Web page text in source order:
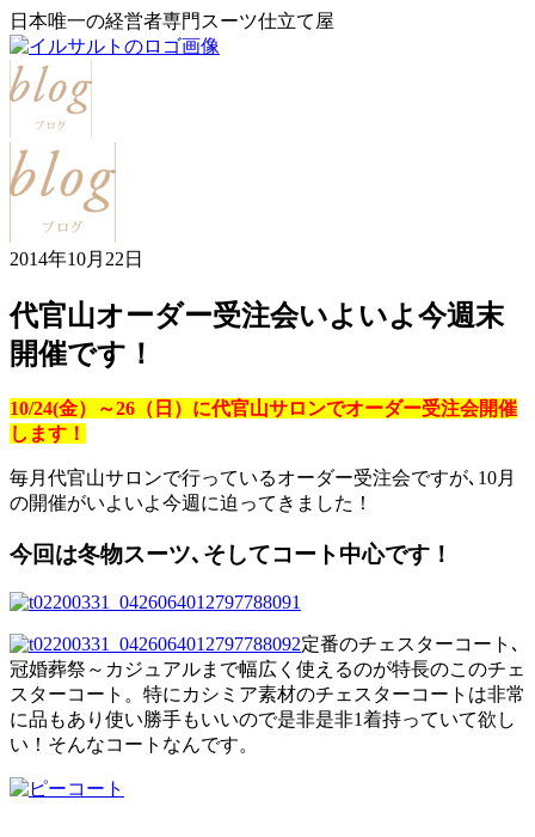
日本唯一の経営者専門スーツ仕立て屋
2014年10月22日
代官山オーダー受注会いよいよ今週末
開催です！
10/24(金）～26（日）に代官山サロンでオーダー受注会開催
します！
毎月代官山サロンで行っているオーダー受注会ですが､10月
の開催がいよいよ今週に迫ってきました！
今回は冬物スーツ､そしてコート中心です！
定番のチェスターコート､
冠婚葬祭～カジュアルまで幅広く使えるのが特長のこのチェ
スターコート。特にカシミア素材のチェスターコートは非常
に品もあり使い勝手もいいので是非是非1着持っていて欲し
い！そんなコートなんです。